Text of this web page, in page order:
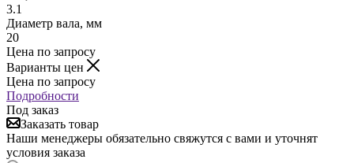
3.1
Диаметр вала, мм
20
Цена по запросу
Варианты цен
Цена по запросу
Подробности
Под заказ
Заказать товар
Наши менеджеры обязательно свяжутся с вами и уточнят
условия заказа